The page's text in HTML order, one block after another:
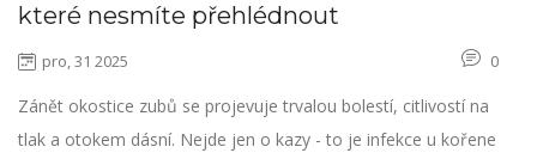
které nesmíte přehlédnout
pro, 31 2025 0
Zánět okostice zubů se projevuje trvalou bolestí, citlivostí na
tlak a otokem dásní. Nejde jen o kazy - to je infekce u kořene